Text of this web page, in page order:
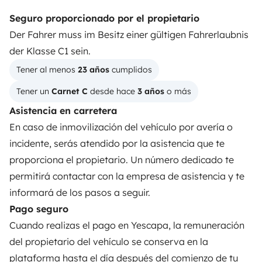
Seguro proporcionado por el propietario
Der Fahrer muss im Besitz einer gültigen Fahrerlaubnis
der Klasse C1 sein.
Tener al menos 23 años cumplidos
Tener un Carnet C desde hace 3 años o más
Asistencia en carretera
En caso de inmovilización del vehículo por avería o
incidente, serás atendido por la asistencia que te
proporciona el propietario. Un número dedicado te
permitirá contactar con la empresa de asistencia y te
informará de los pasos a seguir.
Pago seguro
Cuando realizas el pago en Yescapa, la remuneración
del propietario del vehículo se conserva en la
plataforma hasta el día después del comienzo de tu
Ayuda viajero
PROPIETARIOS
Contrato de alquiler
Seguros de alquiler
Asistencias de alquiler
Ayuda propietario